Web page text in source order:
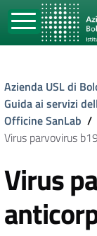
Azienda USL di
Guida ai servizi
Officine SanLab /
Virus parvovirus
Virus